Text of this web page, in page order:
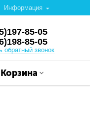
Информация
85-05
85-05
обратный звонок
Корзина